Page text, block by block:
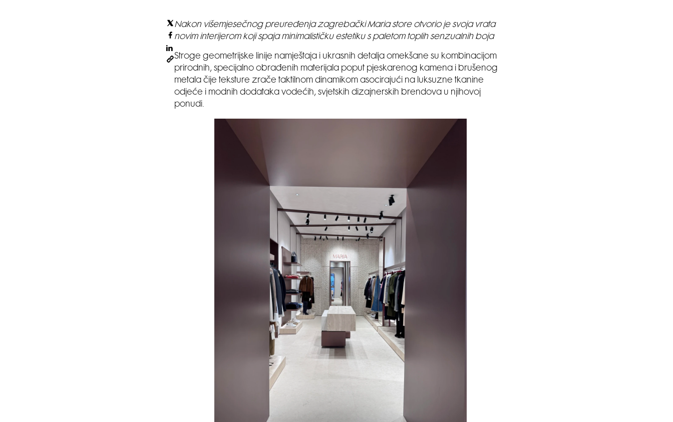
Nakon višemjesečnog preuređenja zagrebački Maria store otvorio je svoja vrata
novim interijerom koji spaja minimalističku estetiku s paletom toplih senzualnih boja
Stroge geometrijske linije namještaja i ukrasnih detalja omekšane su kombinacijom
prirodnih, specijalno obrađenih materijala poput pjeskarenog kamena i brušenog
metala čije teksture zrače taktilnom dinamikom asocirajući na luksuzne tkanine
odjeće i modnih dodataka vodećih, svjetskih dizajnerskih brendova u njihovoj
ponudi.